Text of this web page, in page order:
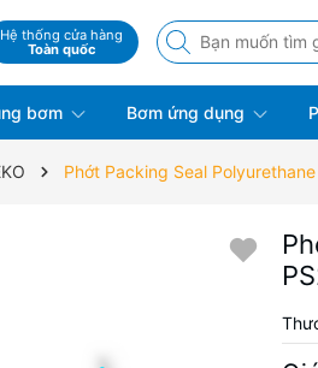
Hệ thống cửa hàng
Toàn quốc
bơm Bơm ứng dụng
Phớt Packing Seal Polyurethane